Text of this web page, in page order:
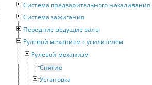
Система предварительного накаливания
Система зажигания
Передние ведущие валы
Рулевой механизм с усилителем
Рулевой механизм
Снятие
Установка